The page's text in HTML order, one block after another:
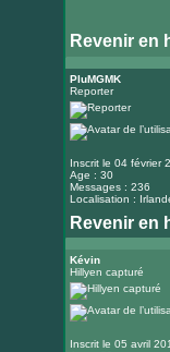
Revenir en
PluMGMK
Reporter
Inscrit le 04 février
Age : 30
Messages : 236
Localisation :
Revenir en
Kévin
Hillyen capturé
Inscrit le 05 avril